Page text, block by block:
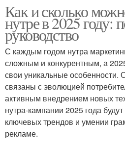
Как и сколько
нутре в 2025 году:
руководство
С каждым годом нутра
сложным и конкурентным, а
свои уникальные особенности.
связаны с эволюцией
активным внедрением новых
нутра-кампании 2025 года
ключевых трендов и умении
рекламе.